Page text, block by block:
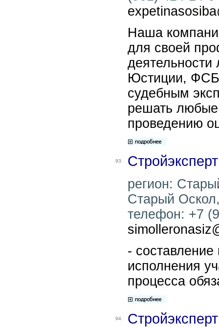
Наша
для своей
деятельности
Юстиции,
судебным
решать
проведению
93.
регион:
Старый
телефон: +7
-
исполнения
процесса
94.